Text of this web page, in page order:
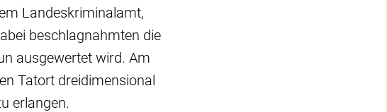
Landeskriminalamt,
beschlagnahmten die
ausgewertet wird. Am
Tatort dreidimensional
erlangen.